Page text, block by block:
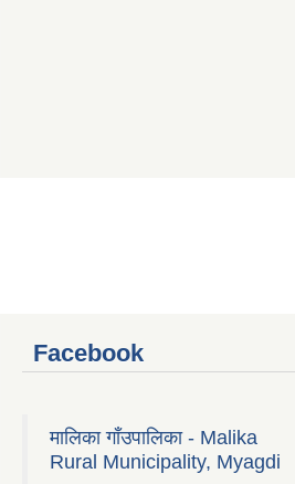
Facebook
मालिका गाँउपालिका - Malika
Rural Municipality, Myagdi